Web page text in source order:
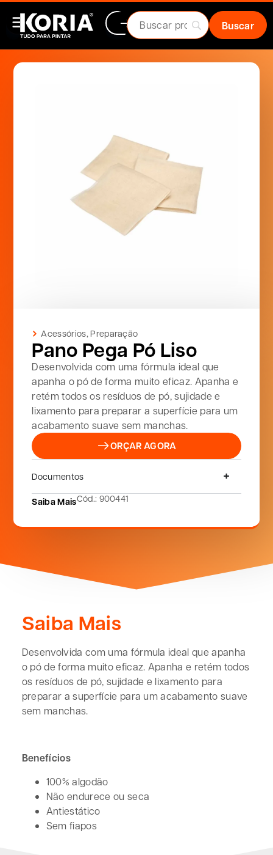
Acessórios,Preparação
Pano Pega Pó Liso
Desenvolvida com uma fórmula ideal que
apanha o pó de forma muito eficaz. Apanha e
retém todos os resíduos de pó, sujidade e
lixamento para preparar a superfície para um
acabamento suave sem manchas.
ORÇAR AGORA
Documentos
Saiba MaisCód.: 900441
Saiba Mais
Desenvolvida com uma fórmula ideal que apanha
o pó de forma muito eficaz. Apanha e retém todos
os resíduos de pó, sujidade e lixamento para
preparar a superfície para um acabamento suave
sem manchas.
Benefícios
100% algodão
Não endurece ou seca
Antiestático
Sem fiapos